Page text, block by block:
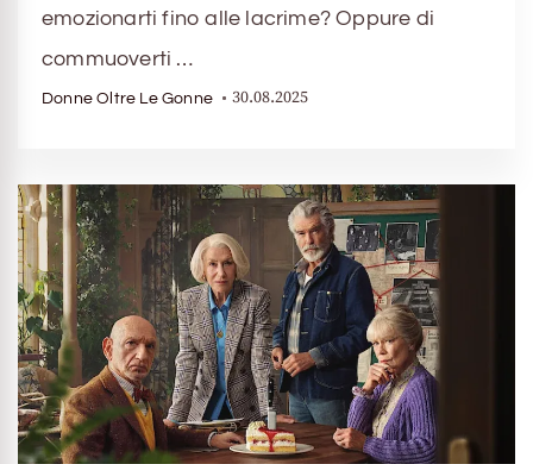
emozionarti fino alle lacrime? Oppure di
commuoverti …
Donne Oltre Le Gonne 30.08.2025